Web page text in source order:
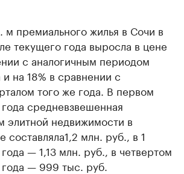
м премиального жилья в Сочи в
текущего года выросла в цене
с аналогичным периодом
на 18% в сравнении с
того же года. В первом
средневзвешенная
элитной недвижимости в
составляла1,2 млн. руб., в 1
— 1,13 млн. руб., в четвертом
— 999 тыс. руб.